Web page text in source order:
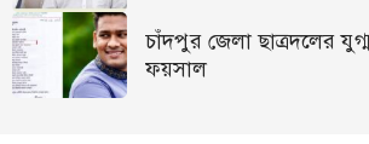
চাঁদপুর জেলা ছাত্রদলের
ফয়সাল